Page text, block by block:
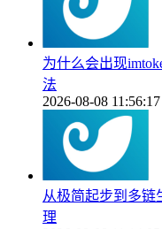
为什么会出现
法
2026-08-08 11:56:17
从极简起步到多链
理